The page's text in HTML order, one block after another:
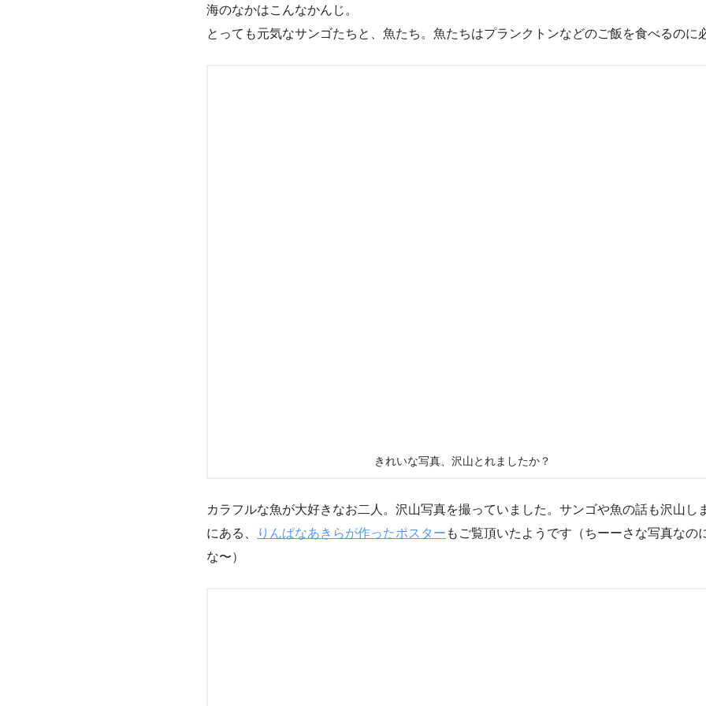
海のなかはこんなかんじ。
とっても元気なサンゴたちと、魚たち。魚たちはプランクトンなどのご飯を食べるのに
きれいな写真、沢山とれましたか？
カラフルな魚が大好きなお二人。沢山写真を撮っていました。サンゴや魚の話も沢山し
にある、
りんぱなあきらが作ったポスター もご覧頂いたようです（ちーーさな写真なの
な〜）